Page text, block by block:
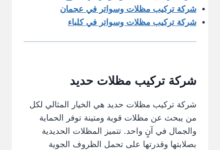
شركة تركيب مظلات وسواتر في عجمان
شركة تركيب مظلات وسواتر في كلباء
شركة تركيب مظلات حديد
شركة تركيب مظلات حديد هي الخيار المثالي لكل
من يبحث عن مظلات قوية ومتينة توفر الحماية
والجمال في آنٍ واحد. تتميز المظلات الحديدية
بصلابتها وقدرتها على تحمل الظروف الجوية